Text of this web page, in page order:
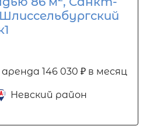
146 030 ₽ в месяц
Невский район